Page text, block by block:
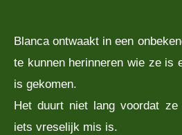
Blanca ontwaakt in een
te kunnen herinneren wie ze is
is gekomen.
Het duurt niet lang voordat
iets vreselijk mis is.